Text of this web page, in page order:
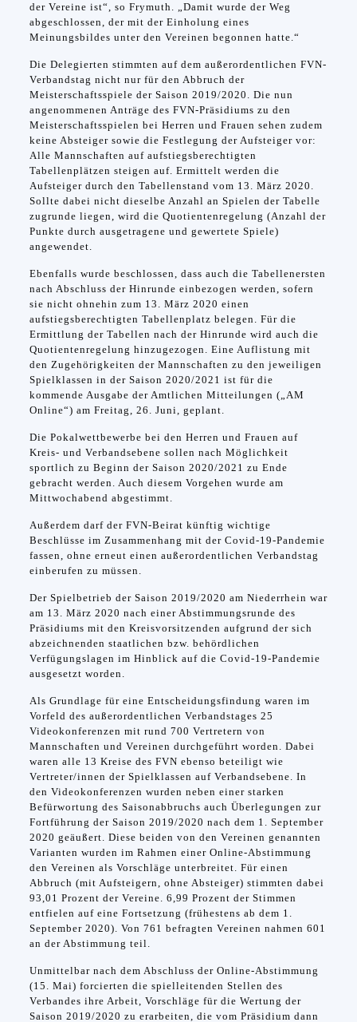
der Vereine ist“, so Frymuth. „Damit wurde der Weg
abgeschlossen, der mit der Einholung eines
Meinungsbildes unter den Vereinen begonnen hatte.“
Die Delegierten stimmten auf dem außerordentlichen FVN-
Verbandstag nicht nur für den Abbruch der
Meisterschaftsspiele der Saison 2019/2020. Die nun
angenommenen Anträge des FVN-Präsidiums zu den
Meisterschaftsspielen bei Herren und Frauen sehen zudem
keine Absteiger sowie die Festlegung der Aufsteiger vor:
Alle Mannschaften auf aufstiegsberechtigten
Tabellenplätzen steigen auf. Ermittelt werden die
Aufsteiger durch den Tabellenstand vom 13. März 2020.
Sollte dabei nicht dieselbe Anzahl an Spielen der Tabelle
zugrunde liegen, wird die Quotientenregelung (Anzahl der
Punkte durch ausgetragene und gewertete Spiele)
angewendet.
Ebenfalls wurde beschlossen, dass auch die Tabellenersten
nach Abschluss der Hinrunde einbezogen werden, sofern
sie nicht ohnehin zum 13. März 2020 einen
aufstiegsberechtigten Tabellenplatz belegen. Für die
Ermittlung der Tabellen nach der Hinrunde wird auch die
Quotientenregelung hinzugezogen. Eine Auflistung mit
den Zugehörigkeiten der Mannschaften zu den jeweiligen
Spielklassen in der Saison 2020/2021 ist für die
kommende Ausgabe der Amtlichen Mitteilungen („AM
Online“) am Freitag, 26. Juni, geplant.
Die Pokalwettbewerbe bei den Herren und Frauen auf
Kreis- und Verbandsebene sollen nach Möglichkeit
sportlich zu Beginn der Saison 2020/2021 zu Ende
gebracht werden. Auch diesem Vorgehen wurde am
Mittwochabend abgestimmt.
Außerdem darf der FVN-Beirat künftig wichtige
Beschlüsse im Zusammenhang mit der Covid-19-Pandemie
fassen, ohne erneut einen außerordentlichen Verbandstag
einberufen zu müssen.
Der Spielbetrieb der Saison 2019/2020 am Niederrhein war
am 13. März 2020 nach einer Abstimmungsrunde des
Präsidiums mit den Kreisvorsitzenden aufgrund der sich
abzeichnenden staatlichen bzw. behördlichen
Verfügungslagen im Hinblick auf die Covid-19-Pandemie
ausgesetzt worden.
Als Grundlage für eine Entscheidungsfindung waren im
Vorfeld des außerordentlichen Verbandstages 25
Videokonferenzen mit rund 700 Vertretern von
Mannschaften und Vereinen durchgeführt worden. Dabei
waren alle 13 Kreise des FVN ebenso beteiligt wie
Vertreter/innen der Spielklassen auf Verbandsebene. In
den Videokonferenzen wurden neben einer starken
Befürwortung des Saisonabbruchs auch Überlegungen zur
Fortführung der Saison 2019/2020 nach dem 1. September
2020 geäußert. Diese beiden von den Vereinen genannten
Varianten wurden im Rahmen einer Online-Abstimmung
den Vereinen als Vorschläge unterbreitet. Für einen
Abbruch (mit Aufsteigern, ohne Absteiger) stimmten dabei
93,01 Prozent der Vereine. 6,99 Prozent der Stimmen
entfielen auf eine Fortsetzung (frühestens ab dem 1.
September 2020). Von 761 befragten Vereinen nahmen 601
an der Abstimmung teil.
Unmittelbar nach dem Abschluss der Online-Abstimmung
(15. Mai) forcierten die spielleitenden Stellen des
Verbandes ihre Arbeit, Vorschläge für die Wertung der
Saison 2019/2020 zu erarbeiten, die vom Präsidium dann